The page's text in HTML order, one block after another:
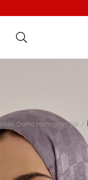
İpeksi Dama Monogram Şal